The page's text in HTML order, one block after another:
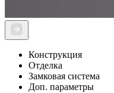
Конструкция
Отделка
Замковая система
Доп. параметры